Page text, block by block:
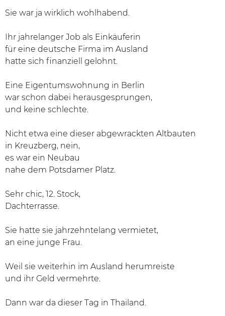
Sie war ja wirklich wohlhabend.
Ihr jahrelanger Job als Einkäuferin
für eine deutsche Firma im Ausland
hatte sich finanziell gelohnt.
Eine Eigentumswohnung in Berlin
war schon dabei herausgesprungen,
und keine schlechte.
Nicht etwa eine dieser abgewrackten Altbauten
in Kreuzberg, nein,
es war ein Neubau
nahe dem Potsdamer Platz.
Sehr chic, 12. Stock,
Dachterrasse.
Sie hatte sie jahrzehntelang vermietet,
an eine junge Frau.
Weil sie weiterhin im Ausland herumreiste
und ihr Geld vermehrte.
Dann war da dieser Tag in Thailand.